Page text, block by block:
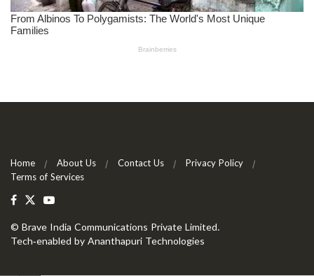
Home About Us Contact Us
Privacy Policy
Terms of Services
© Brave India Communications Private Limited.
Tech-enabled by Ananthapuri Technologies